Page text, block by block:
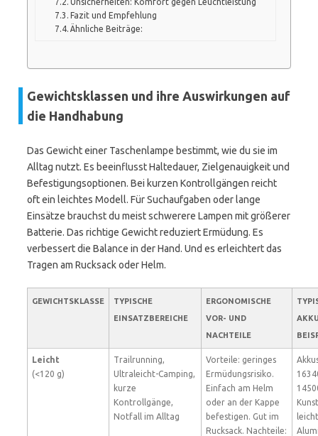
Fazit und Empfehlung
Ähnliche Beiträge:
Gewichtsklassen und ihre Auswirkungen auf
die Handhabung
Das Gewicht einer Taschenlampe bestimmt, wie du sie im
Alltag nutzt. Es beeinflusst Haltedauer, Zielgenauigkeit und
Befestigungsoptionen. Bei kurzen Kontrollgängen reicht
oft ein leichtes Modell. Für Suchaufgaben oder lange
Einsätze brauchst du meist schwerere Lampen mit größerer
Batterie. Das richtige Gewicht reduziert Ermüdung. Es
verbessert die Balance in der Hand. Und es erleichtert das
Tragen am Rucksack oder Helm.
GEWICHTSKLASSE
TYPISCHE
EINSATZBEREICHE
ERGONOMISCHE
VOR- UND
NACHTEILE
Leicht
(<120 g)
Trailrunning,
Ultraleicht-Camping,
kurze
Kontrollgänge,
Notfall im Alltag
Vorteile: geringes
Ermüdungsrisiko.
Einfach am Helm
oder an der Kappe
befestigen. Gut im
Rucksack. Nachteile: